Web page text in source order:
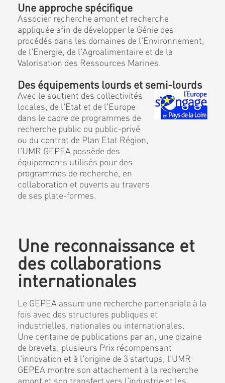
Une approche spécifique
Associer recherche amont et recherche
appliquée afin de développer le Génie des
procédés dans les domaines de l'Environnement,
de l'Energie, de l'Agroalimentaire et de la
Valorisation des Ressources Marines.
Des équipements lourds et semi-lourds
Avec le soutient des collectivités
locales, de l'Etat et de l'Europe
dans le cadre de programmes de
recherche public ou public-privé
ou du contrat de Plan Etat Région,
l'UMR GEPEA possède des
équipements utilisés pour des
programmes de recherche, en
collaboration et ouverts au travers
de ses plate-formes.
Une reconnaissance et
des collaborations
internationales
Le GEPEA assure une recherche partenariale à la
fois avec des structures publiques et
industrielles, nationales ou internationales.
Une centaine de publications par an, une dizaine
de brevets, plusieurs Prix récompensant
l'innovation et à l'origine de 3 startups, l'UMR
GEPEA montre son attachement à la recherche
amont et son transfert vers l'industrie et les